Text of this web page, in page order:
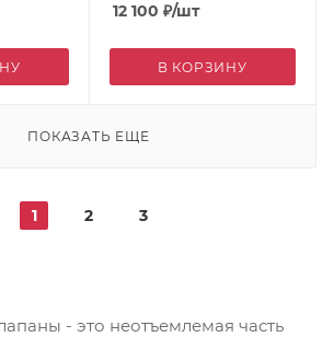
12 100 ₽/шт
В КОРЗИНУ
ПОКАЗАТЬ ЕЩЕ
1 2 3
- это неотъемлемая часть